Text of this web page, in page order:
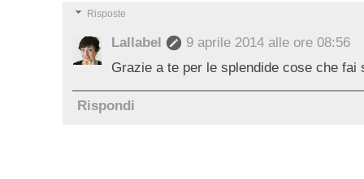
Risposte
Lallabel
9 aprile 2014 alle ore 08:56
Grazie a te per le splendide cose che fai
Rispondi